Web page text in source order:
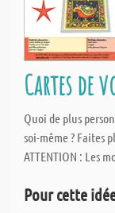
Cartes de
Quoi de plus
soi-même ? Faites
ATTENTION : Les
Pour cette